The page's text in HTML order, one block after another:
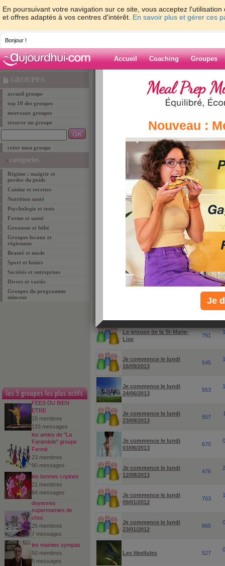
En poursuivant votre navigation sur ce site, vous acceptez
et offres adaptés à vos centres d'intérêt. En savoir plus et gérer ces
Bonjour !
Accueil Coaching Groupes
GROUPES
accueil groupe
top 10 des groupes
nouveaux groupes
trouver un groupe
créer mon groupe
catégories
Régime : maigrir et
perdre du poids
Cuisine et recettes
Nutrition santé
Psychologie et tests
Forme et santé
Grossesse et bébé
Groupes locaux et
régionaux
Beauté et mode
Sport et loisirs
Sociétés et entreprises
Divers et variés
Groupes du programme
minceur
FEES DU BIEN
ETRE
15 membres
133 messages
les amies de "La
Farandole" groupe
Fermé
23 membres
90 messages
les bonnes copines
21 membres
84 messages
doyennes :
supermamies de
choc
25 membres
7 messages
les mamies sympas
50 membres
5 messages
Les groupes
Ces groupes rassemblent toutes les
pourrez ainsi vous faire rapidement des
surtout de vos premiers résultats. Vous
auquel vous allez commencer à maigrir. Il ne
de votre nouveau groupe pour vous soutenir
astuces minceur et suivez les progrès de vos
programme (ex: St-Sylvestre si vous
pour rechercher un groupe ou un sujet
Le groupe de la St-Marie-
Lise
791
Je commence le lundi
16/09/2013
545
Je commence le lundi
24/06/2013
553
Je commence le lundi
23/09/2013
557
Je commence le lundi
03/06/2013
670
Je commence le lundi
12/08/2013
476
Je commence le lundi
09/01/2012
703
Je commence le lundi
23/01/2012
665
Les libellules 527
Nouveau :
Je